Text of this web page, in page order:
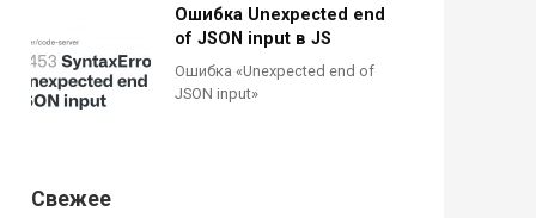
Ошибка Unexpected end
of JSON input в JS
Ошибка «Unexpected end of
JSON input»
Свежее